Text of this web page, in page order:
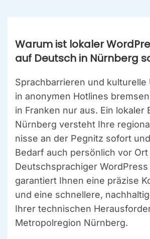
War­um ist loka­ler
auf Deutsch in Nürn­berg
Sprach­bar­rie­ren und kul­tu­rel­le
in anony­men Hot­lines
in Fran­ken nur aus. Ein loka­ler
Nürn­berg ver­steht Ihre
nis­se an der Peg­nitz sofort
Bedarf auch per­sön­lich vor Ort
Deutsch­spra­chi­ger
garan­tiert Ihnen eine prä­zi­se
und eine schnel­le­re,
Ihrer tech­ni­schen
Metro­pol­re­gi­on Nürn­berg.